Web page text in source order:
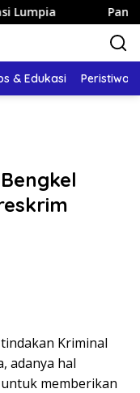
Panduan
& Edukasi Peristiwa
Kriminal
adanya hal
memberikan